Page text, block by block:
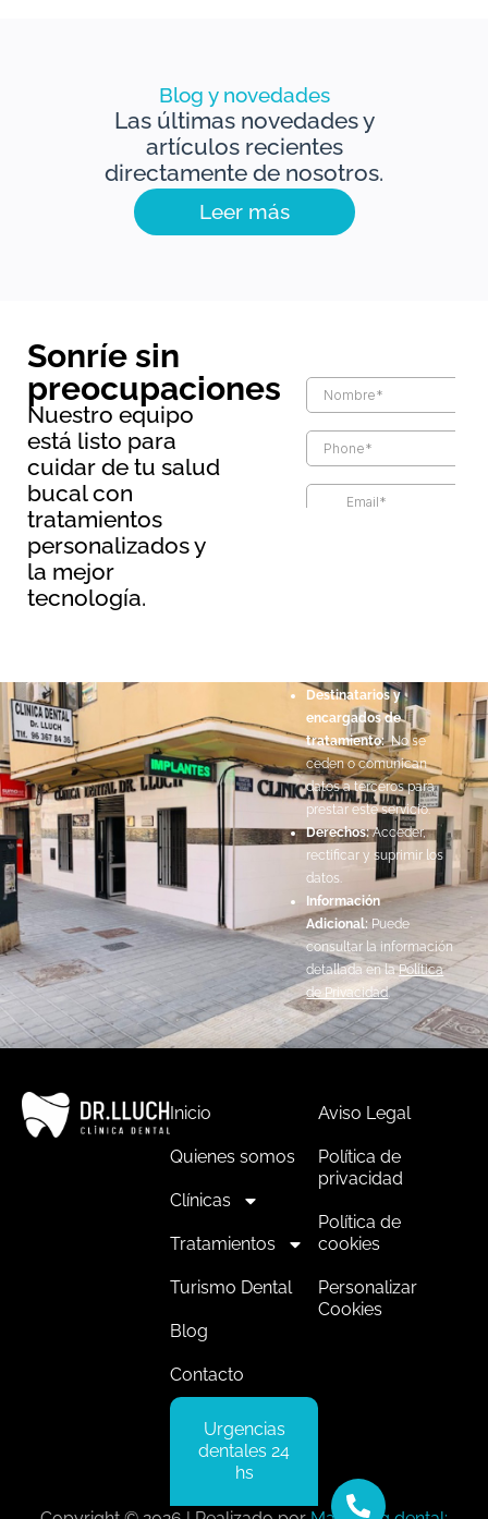
Blog y novedades
Las últimas novedades y
artículos recientes
directamente de nosotros.
Leer más
Destinatarios y
encargados de
tratamiento:No se
ceden o comunican
datos a terceros para
prestar este servicio.
Derechos:Acceder,
rectificar y suprimir los
datos.
Información
Adicional: Puede
consultar la información
detallada en laPolítica
de Privacidad.
Sonríe sin
preocupaciones
Nuestro equipo
está listo para
cuidar de tu salud
bucal con
tratamientos
personalizados y
la mejor
tecnología.
Inicio
Quienes somos
Clínicas
Tratamientos
Turismo Dental
Blog
Contacto
Urgencias
dentales 24
hs
Aviso Legal
Política de
privacidad
Política de
cookies
Personalizar
Cookies